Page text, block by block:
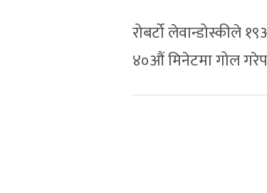
रोबर्टो लेवान्डोस्कीले
४०औं मिनेटमा गोल